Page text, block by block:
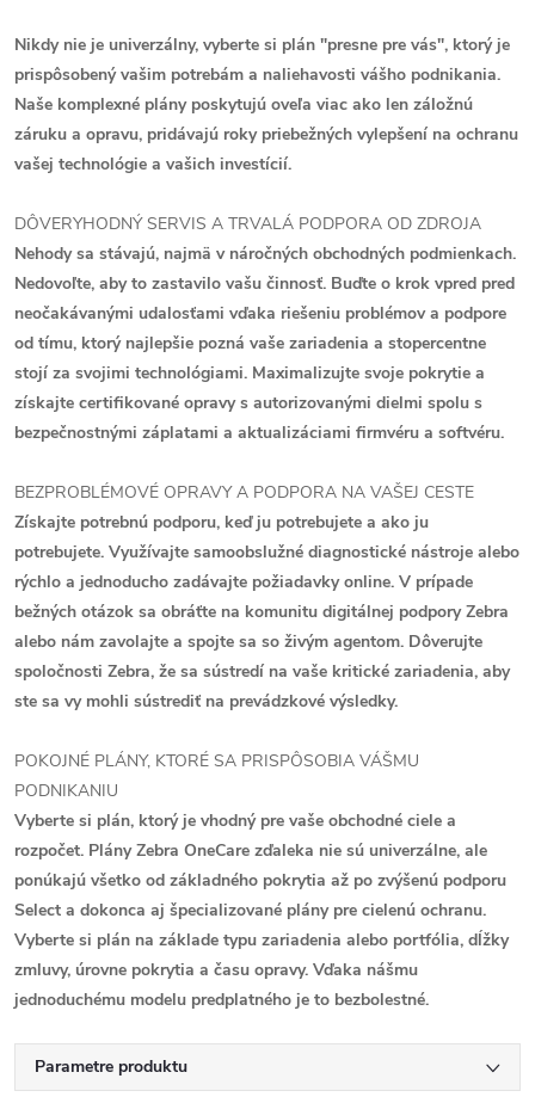
Nikdy nie je univerzálny, vyberte si plán "presne pre vás", ktorý je
prispôsobený vašim potrebám a naliehavosti vášho podnikania.
Naše komplexné plány poskytujú oveľa viac ako len záložnú
záruku a opravu, pridávajú roky priebežných vylepšení na ochranu
vašej technológie a vašich investícií.
DÔVERYHODNÝ SERVIS A TRVALÁ PODPORA OD ZDROJA
Nehody sa stávajú, najmä v náročných obchodných podmienkach.
Nedovoľte, aby to zastavilo vašu činnosť. Buďte o krok vpred pred
neočakávanými udalosťami vďaka riešeniu problémov a podpore
od tímu, ktorý najlepšie pozná vaše zariadenia a stopercentne
stojí za svojimi technológiami. Maximalizujte svoje pokrytie a
získajte certifikované opravy s autorizovanými dielmi spolu s
bezpečnostnými záplatami a aktualizáciami firmvéru a softvéru.
BEZPROBLÉMOVÉ OPRAVY A PODPORA NA VAŠEJ CESTE
Získajte potrebnú podporu, keď ju potrebujete a ako ju
potrebujete. Využívajte samoobslužné diagnostické nástroje alebo
rýchlo a jednoducho zadávajte požiadavky online. V prípade
bežných otázok sa obráťte na komunitu digitálnej podpory Zebra
alebo nám zavolajte a spojte sa so živým agentom. Dôverujte
spoločnosti Zebra, že sa sústredí na vaše kritické zariadenia, aby
ste sa vy mohli sústrediť na prevádzkové výsledky.
POKOJNÉ PLÁNY, KTORÉ SA PRISPÔSOBIA VÁŠMU
PODNIKANIU
Vyberte si plán, ktorý je vhodný pre vaše obchodné ciele a
rozpočet. Plány Zebra OneCare zďaleka nie sú univerzálne, ale
ponúkajú všetko od základného pokrytia až po zvýšenú podporu
Select a dokonca aj špecializované plány pre cielenú ochranu.
Vyberte si plán na základe typu zariadenia alebo portfólia, dĺžky
zmluvy, úrovne pokrytia a času opravy. Vďaka nášmu
jednoduchému modelu predplatného je to bezbolestné.
Parametre produktu